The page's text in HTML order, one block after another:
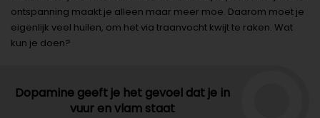
ontspanning maakt je alleen maar meer moe. Daarom moet je
eigenlijk veel huilen, om het via traanvocht kwijt te raken. Wat
kun je doen?
Dopamine geeft je het gevoel dat je in
vuur en vlam staat